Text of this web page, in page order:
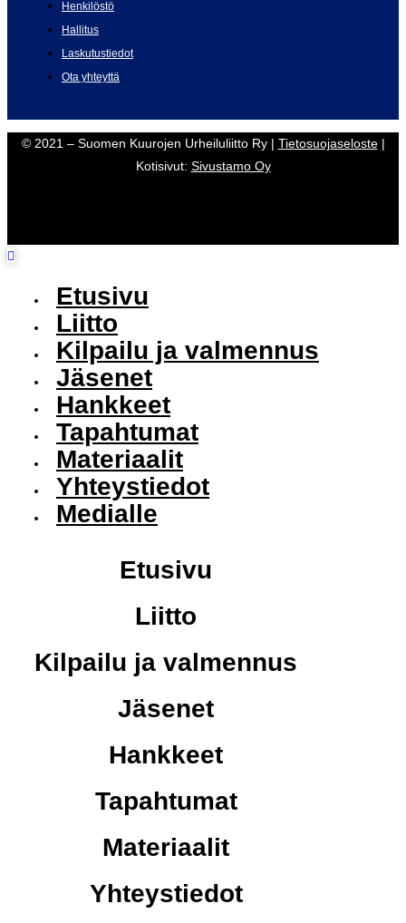
Henkilöstö
Hallitus
Laskutustiedot
Ota yhteyttä
© 2021 – Suomen Kuurojen Urheiluliitto Ry | Tietosuojaseloste|
Kotisivut: Sivustamo Oy
Etusivu
Liitto
Kilpailu ja valmennus
Jäsenet
Hankkeet
Tapahtumat
Materiaalit
Yhteystiedot
Medialle
Etusivu
Liitto
Kilpailu ja valmennus
Jäsenet
Hankkeet
Tapahtumat
Materiaalit
Yhteystiedot